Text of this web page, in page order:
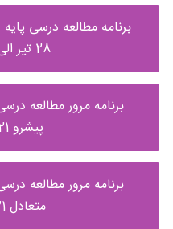
برنامه مطالعه درسی
28 تیر الی 3 مرداد ماه
برنامه مرور مطالعه
پیشرو 21 الی 27 تیر
برنامه مرور مطالعه
متعادل 21 الی 27 تیر